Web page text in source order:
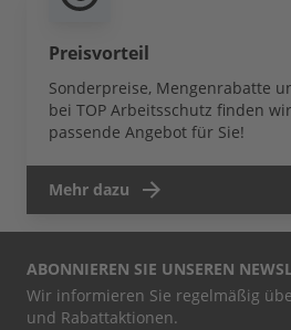
Preisvorteil
Sonderpreise, Mengenrabatte
bei TOP Arbeitsschutz finden
passende Angebot für Sie!
Mehr dazu
ABONNIEREN SIE UNSEREN
Wir informieren Sie regelmäßig
und Rabattaktionen.